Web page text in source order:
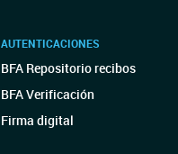
AUTENTICACIONES
BFA Repositorio recibos
BFA Verificación
Firma digital